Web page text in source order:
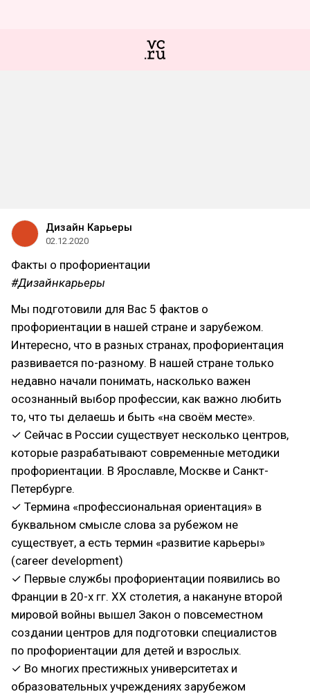
Дизайн Карьеры
02.12.2020
Факты о профориентации
#Дизайнкарьеры
Мы подготовили для Вас 5 фактов о
профориентации в нашей стране и зарубежом.
Интересно, что в разных странах, профориентация
развивается по-разному. В нашей стране только
недавно начали понимать, насколько важен
осознанный выбор профессии, как важно любить
то, что ты делаешь и быть «на своём месте».
✓ Сейчас в России существует несколько центров,
которые разрабатывают современные методики
профориентации. В Ярославле, Москве и Санкт-
Петербурге.
✓ Термина «профессиональная ориентация» в
буквальном смысле слова за рубежом не
существует, а есть термин «развитие карьеры»
(career development)
✓ Первые службы профориентации появились во
Франции в 20-х гг. XX столетия, а накануне второй
мировой войны вышел Закон о повсеместном
создании центров для подготовки специалистов
по профориентации для детей и взрослых.
✓ Во многих престижных университетах и
образовательных учреждениях зарубежом